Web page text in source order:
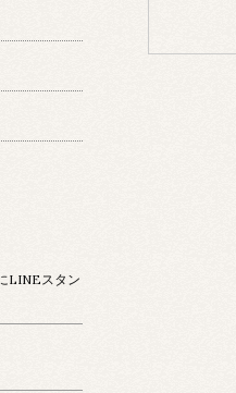
LINEスタン